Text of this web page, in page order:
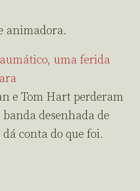
animadora.
uma ferida
e Tom Hart perderam
desenhada de
conta do que foi.